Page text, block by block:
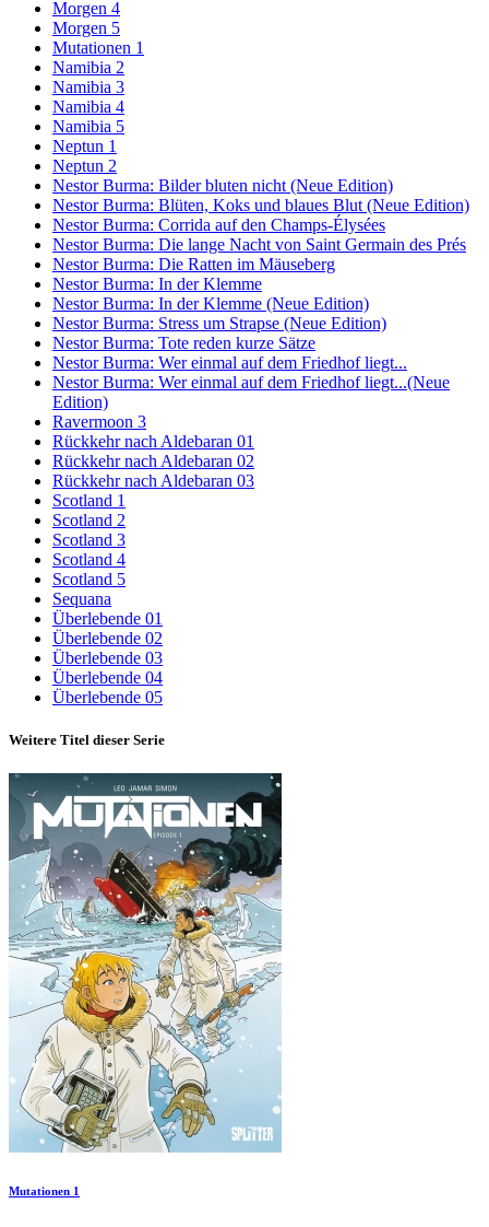
Morgen 4
Morgen 5
Mutationen 1
Namibia 2
Namibia 3
Namibia 4
Namibia 5
Neptun 1
Neptun 2
Nestor Burma: Bilder bluten nicht (Neue Edition)
Nestor Burma: Blüten, Koks und blaues Blut (Neue Edition)
Nestor Burma: Corrida auf den Champs-Élysées
Nestor Burma: Die lange Nacht von Saint Germain des Prés
Nestor Burma: Die Ratten im Mäuseberg
Nestor Burma: In der Klemme
Nestor Burma: In der Klemme (Neue Edition)
Nestor Burma: Stress um Strapse (Neue Edition)
Nestor Burma: Tote reden kurze Sätze
Nestor Burma: Wer einmal auf dem Friedhof liegt...
Nestor Burma: Wer einmal auf dem Friedhof liegt...(Neue
Edition)
Ravermoon 3
Rückkehr nach Aldebaran 01
Rückkehr nach Aldebaran 02
Rückkehr nach Aldebaran 03
Scotland 1
Scotland 2
Scotland 3
Scotland 4
Scotland 5
Sequana
Überlebende 01
Überlebende 02
Überlebende 03
Überlebende 04
Überlebende 05
Weitere Titel dieser Serie
Mutationen 1